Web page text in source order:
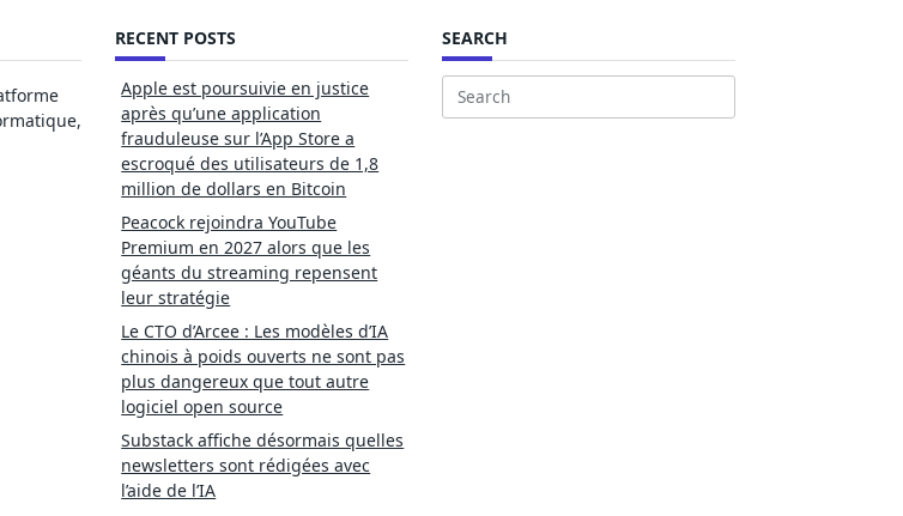
RECENT POSTS
Apple est poursuivie en justice
après qu’une application
frauduleuse sur l’App Store a
escroqué des utilisateurs de 1,8
million de dollars en Bitcoin
Peacock rejoindra YouTube
Premium en 2027 alors que les
géants du streaming repensent
leur stratégie
Le CTO d’Arcee : Les modèles d’IA
chinois à poids ouverts ne sont pas
plus dangereux que tout autre
logiciel open source
Substack affiche désormais quelles
newsletters sont rédigées avec
l’aide de l’IA
SEARCH
Search